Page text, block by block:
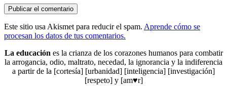
Este sitio usa Akismet para reducir el spam. Aprende cómo se
procesan los datos de tus comentarios.
La educaciónes la crianza de los corazones humanos para combatir
la arrogancia, odio, maltrato, necedad, la ignorancia y la indiferencia
a partir de la [cortesía] [urbanidad] [inteligencia] [investigación]
[respeto] y [am♥r]